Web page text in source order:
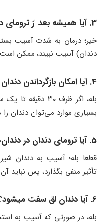
3. آیا همیشه بعد از ترومای دندان به درمان ریشه نیاز است؟
خیر؛ درمان به شدت آسیب
دندان) آسیب نبیند، ممکن
4. آیا امکان بازگرداندن دندان افتاده وجود دارد؟
بله، اگر ظرف ۳۰
بسیاری موارد می‌توان دندان
5. آیا ترومای دندان در دندان‌های شیری هم اهمیت دارد؟
قطعا بله؛ آسیب به دندان
تأثیر منفی بگذارد، پس نباید
6. آیا دندان لق سفت میشود؟
بله، در صورتی که آسیب به